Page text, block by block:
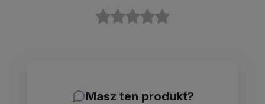
Masz ten produkt?